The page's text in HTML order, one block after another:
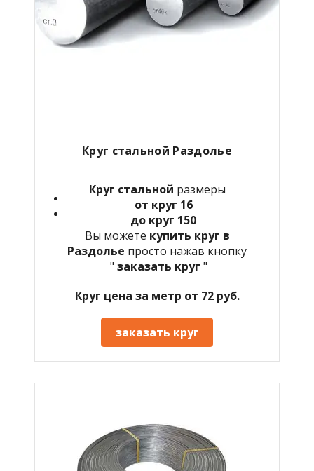
Круг стальной Раздолье
Круг стальной размеры
от круг 16
до круг 150
Вы можете купить круг в
Раздолье просто нажав кнопку
" заказать круг "
Круг цена за метр от 72 руб.
заказать круг